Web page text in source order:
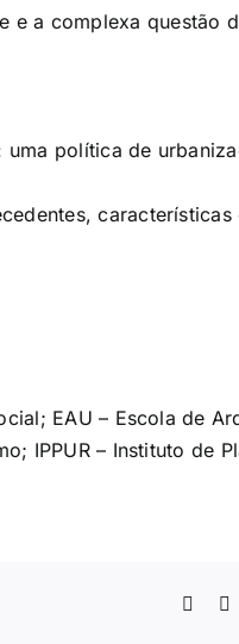
e a complexa questão
política de
EAU – Escola de
IPPUR – Instituto de